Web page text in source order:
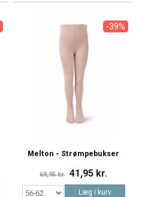
-39%
Melton - Strømpebukser
69,95 kr. 41,95 kr.
Læg i kurv